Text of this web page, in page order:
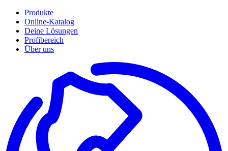
Produkte
Online-Katalog
Deine Lösungen
Profibereich
Über uns